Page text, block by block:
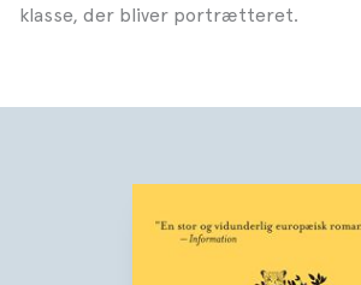
klasse, der bliver portrætteret.